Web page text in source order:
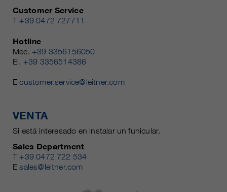
Customer Service
T +39 0472 727711
Hotline
Mec. +39 3356156050
El. +39 3356514386
Ecustomer.service@leitner.com
VENTA
Si está interesado en instalar un funicular.
Sales Department
T +39 0472 722 534
Esales@leitner.com